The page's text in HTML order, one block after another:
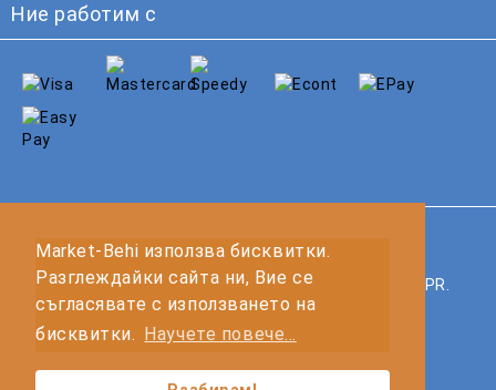
Market-Behi използва бисквитки.
Разглеждайки сайта ни, Вие се
съгласявате с използването на
бисквитки.
Научете повече...
Ние работим с
Нашият онлайн магазин е 100% съобразен с GDPR.
Моите лични данни